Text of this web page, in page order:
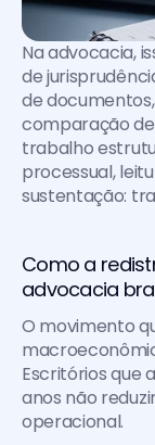
Na advocacia,
de
de
comparação
trabalho
processual,
sustentação:
Como a
advocacia
O movimento
Escritórios que
anos não
operacional.